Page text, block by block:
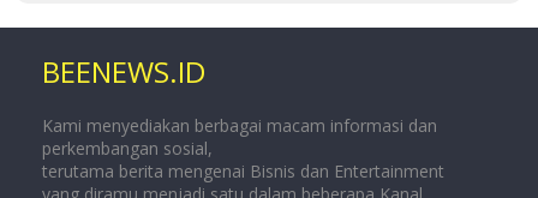
BEENEWS.ID
Kami menyediakan berbagai macam informasi dan
perkembangan sosial,
terutama berita mengenai Bisnis dan Entertainment
yang diramu menjadi satu dalam beberapa Kanal.